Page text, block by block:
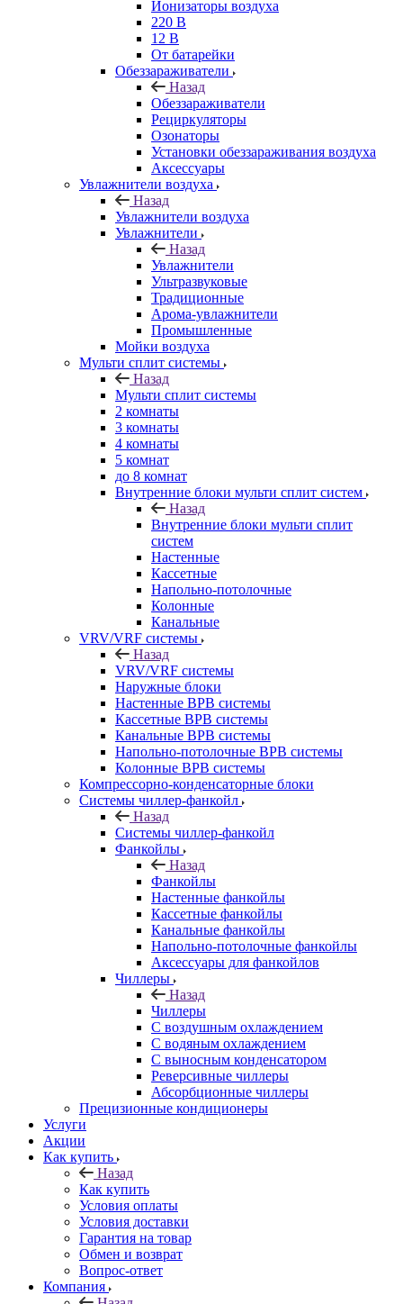
Ионизаторы воздуха
220 В
12 В
От батарейки
Обеззараживатели
Назад
Обеззараживатели
Рециркуляторы
Озонаторы
Установки обеззараживания воздуха
Аксессуары
Увлажнители воздуха
Назад
Увлажнители воздуха
Увлажнители
Назад
Увлажнители
Ультразвуковые
Традиционные
Арома-увлажнители
Промышленные
Мойки воздуха
Мульти сплит системы
Назад
Мульти сплит системы
2 комнаты
3 комнаты
4 комнаты
5 комнат
до 8 комнат
Внутренние блоки мульти сплит систем
Назад
Внутренние блоки мульти сплит
систем
Настенные
Кассетные
Напольно-потолочные
Колонные
Канальные
VRV/VRF системы
Назад
VRV/VRF системы
Наружные блоки
Настенные ВРВ системы
Кассетные ВРВ системы
Канальные ВРВ системы
Напольно-потолочные ВРВ системы
Колонные ВРВ системы
Компрессорно-конденсаторные блоки
Системы чиллер-фанкойл
Назад
Системы чиллер-фанкойл
Фанкойлы
Назад
Фанкойлы
Настенные фанкойлы
Кассетные фанкойлы
Канальные фанкойлы
Напольно-потолочные фанкойлы
Аксессуары для фанкойлов
Чиллеры
Назад
Чиллеры
С воздушным охлаждением
С водяным охлаждением
С выносным конденсатором
Реверсивные чиллеры
Абсорбционные чиллеры
Прецизионные кондиционеры
Услуги
Акции
Как купить
Назад
Как купить
Условия оплаты
Условия доставки
Гарантия на товар
Обмен и возврат
Вопрос-ответ
Компания